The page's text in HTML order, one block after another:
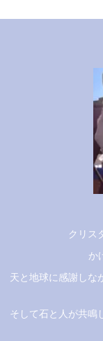
クリス
か
天と地球に感謝しな
そして石と人が共鳴